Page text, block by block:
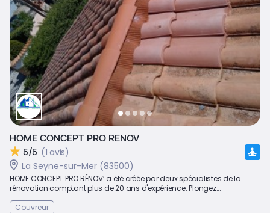
HOME CONCEPT PRO RENOV
5/5 (1 avis)
La Seyne-sur-Mer (83500)
HOME CONCEPT PRO RÉNOV’ a été créée par deux spécialistes de la
rénovation comptant plus de 20 ans d'expérience. Plongez...
Couvreur